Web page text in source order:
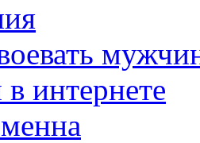
интернете